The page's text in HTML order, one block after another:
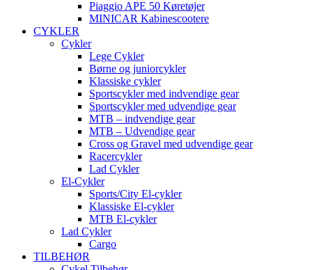
Piaggio APE 50 Køretøjer
MINICAR Kabinescootere
CYKLER
Cykler
Lege Cykler
Børne og juniorcykler
Klassiske cykler
Sportscykler med indvendige gear
Sportscykler med udvendige gear
MTB – indvendige gear
MTB – Udvendige gear
Cross og Gravel med udvendige gear
Racercykler
Lad Cykler
El-Cykler
Sports/City El-cykler
Klassiske El-cykler
MTB El-cykler
Lad Cykler
Cargo
TILBEHØR